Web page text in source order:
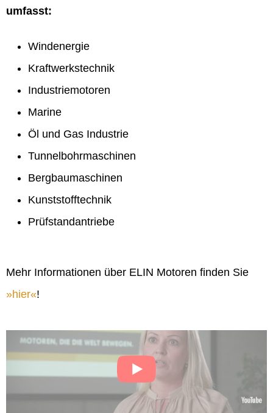
umfasst:
Windenergie
Kraftwerkstechnik
Industriemotoren
Marine
Öl und Gas Industrie
Tunnelbohrmaschinen
Bergbaumaschinen
Kunststofftechnik
Prüfstandantriebe
Mehr Informationen über ELIN Motoren finden Sie
hier !